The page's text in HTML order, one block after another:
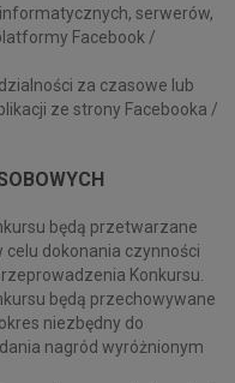
serwerów,
Facebook /
za czasowe lub
ze strony Facebooka /
będą przetwarzane
dokonania czynności
Konkursu.
będą przechowywane
niezbędny do
nagród wyróżnionym